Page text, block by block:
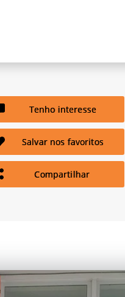
Tenho interesse
Salvar nos favoritos
Compartilhar